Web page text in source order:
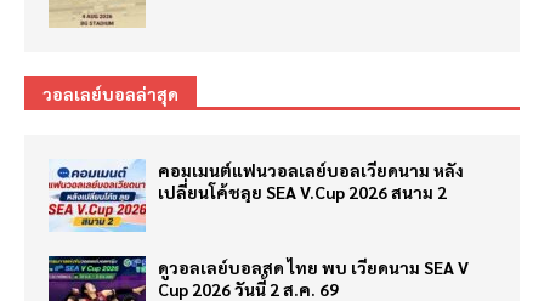
วอลเลย์บอลล่าสุด
คอมเมนต์แฟนวอลเลย์บอลเวียดนาม หลัง
เปลี่ยนโค้ชลุย SEA V.Cup 2026 สนาม 2
ดูวอลเลย์บอลสด ไทย พบ เวียดนาม SEA V
Cup 2026 วันนี้ 2 ส.ค. 69